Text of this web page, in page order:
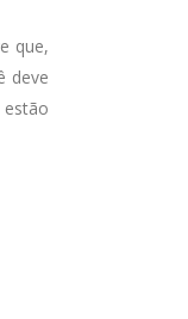
que,
deve